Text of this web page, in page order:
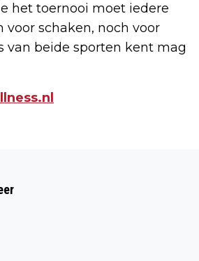
het toernooi moet iedere
schaken, noch voor
van beide sporten kent mag